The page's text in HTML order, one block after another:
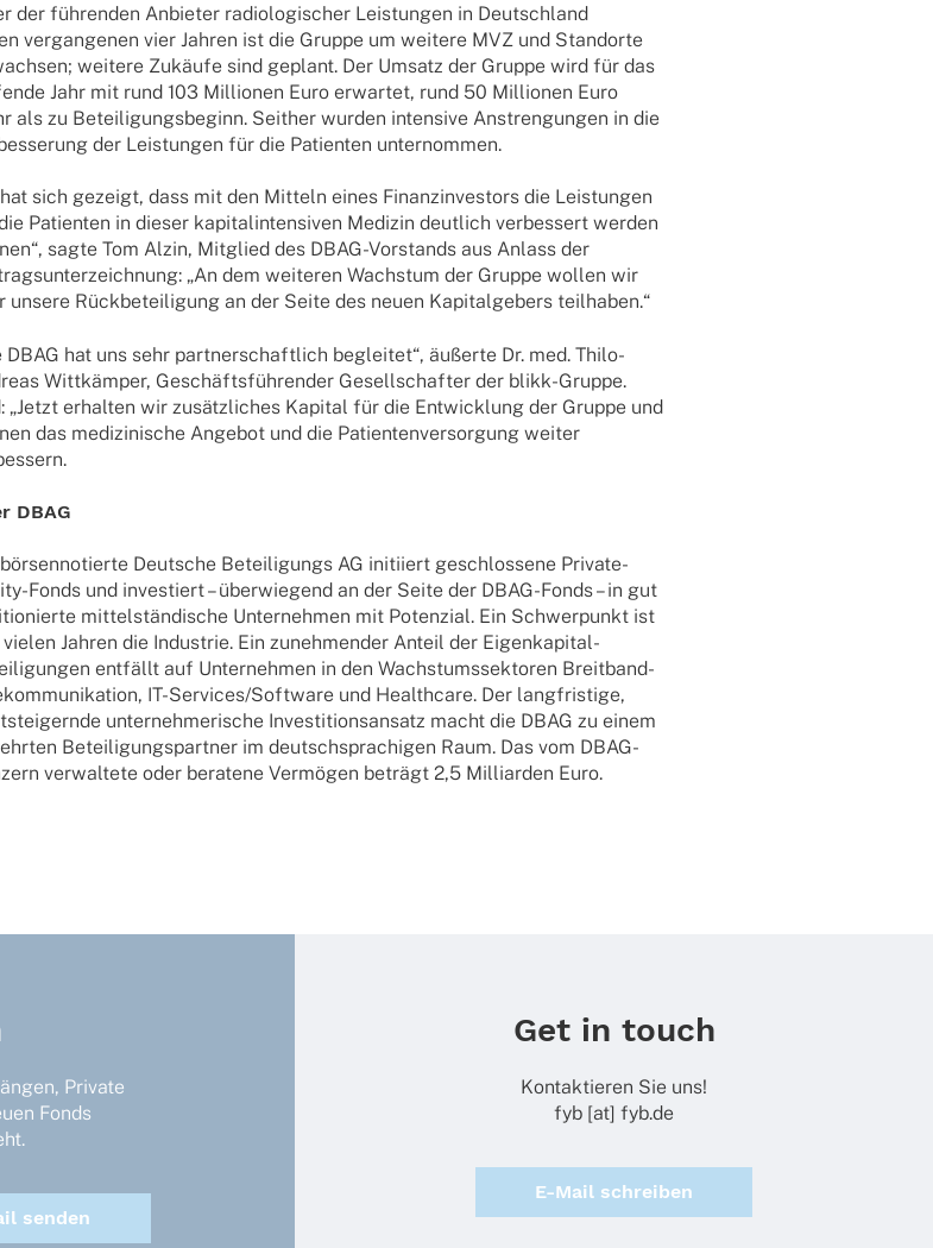
der führen­den Anbie­ter radio­lo­gi­scher Leis­tun­gen in Deutschland
vergan­ge­nen vier Jahren ist die Gruppe um weitere MVZ und Stand­orte
weitere Zukäufe sind geplant. Der Umsatz der Gruppe wird für das
Jahr mit rund 103 Millio­nen Euro erwar­tet, rund 50 Millio­nen Euro
als zu Betei­li­gungs­be­ginn. Seit­her wurden inten­sive Anstren­gun­gen in die
der Leis­tun­gen für die Pati­en­ten unternommen.
hat sich gezeigt, dass mit den Mitteln eines Finanz­in­ves­tors die Leis­tun­gen
Pati­en­ten in dieser kapi­tal­in­ten­si­ven Medi­zin deut­lich verbes­sert werden
sagte Tom Alzin, Mitglied des DBAG-Vorstands aus Anlass der
„An dem weite­ren Wachs­tum der Gruppe wollen wir
unsere Rück­be­tei­li­gung an der Seite des neuen Kapi­tal­ge­bers teilhaben.“
DBAG hat uns sehr part­ner­schaft­lich beglei­tet“, äußerte Dr. med. Thilo-
Witt­käm­per, Geschäfts­füh­ren­der Gesell­schaf­ter der blikk-Gruppe.
„Jetzt erhal­ten wir zusätz­li­ches Kapi­tal für die Entwick­lung der Gruppe und
das medi­zi­ni­sche Ange­bot und die Pati­en­ten­ver­sor­gung weiter
DBAG
Deut­sche Betei­li­gungs AG initi­iert geschlos­sene Private-
Fonds und inves­tiert – über­wie­gend an der Seite der DBAG-Fonds – in gut
mittel­stän­di­sche Unter­neh­men mit Poten­zial. Ein Schwer­punkt ist
Jahren die Indus­trie. Ein zuneh­men­der Anteil der Eigen­­ka­pi­­tal-
entfällt auf Unter­neh­men in den Wachs­tums­sek­to­ren Brei­t­­band-
IT-Service­­s/­­Sof­t­­ware und Health­care. Der lang­fris­tige,
unter­neh­me­ri­sche Inves­ti­ti­ons­an­satz macht die DBAG zu einem
Betei­li­gungs­part­ner im deutsch­spra­chi­gen Raum. Das vom DBAG-
verwal­tete oder bera­tene Vermö­gen beträgt 2,5 Milli­ar­den Euro.
Private
Fonds
Get in touch
Kontaktieren Sie uns!
fyb [at] fyb.de
E-Mail schreiben